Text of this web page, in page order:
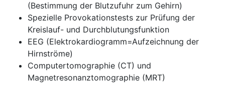
(Bestimmung der Blutzufuhr zum Gehirn)
Spezielle Provokationstests zur Prüfung der
Kreislauf- und Durchblutungsfunktion
EEG (Elektrokardiogramm=Aufzeichnung der
Hirnströme)
Computertomographie (CT) und
Magnetresonanztomographie (MRT)